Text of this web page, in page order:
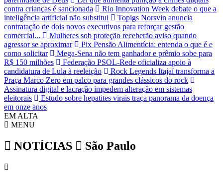
contra crianças é sancionada
Rio Innovation Week debate o que a
inteligência artificial não substitui
Topigs Norsvin anuncia
contratação de dois novos executivos para reforçar gestão
comercial...
Mulheres sob proteção receberão aviso quando
agressor se aproximar
Pix Pensão Alimentícia: entenda o que é e
como solicitar
Mega-Sena não tem ganhador e prêmio sobe para
R$ 150 milhões
Federação PSOL-Rede oficializa apoio à
candidatura de Lula à reeleição
Rock Legends Itajaí transforma a
Praça Marco Zero em palco para grandes clássicos do rock
Assinatura digital e lacração impedem alteração em sistemas
eleitorais
Estudo sobre hepatites virais traça panorama da doença
em onze anos
EM ALTA
MENU
NOTÍCIAS São Paulo